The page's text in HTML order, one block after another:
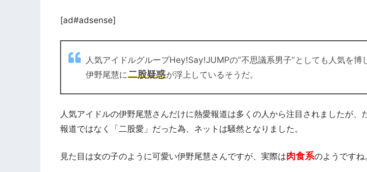
[ad#adsense]
人気アイドルグループHey!Say!JUMPの”不思議系男子”としても人気を博
伊野尾慧に二股疑惑が浮上しているそうだ。
人気アイドルの伊野尾慧さんだけに熱愛報道は多くの人から注目されましたが、
報道ではなく「二股愛」だった為、ネットは騒然となりました。
見た目は女の子のように可愛い伊野尾慧さんですが、実際は肉食系のようですね